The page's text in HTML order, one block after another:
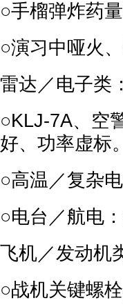
○手榴弹炸药
○演习中哑火
雷达／电子类
○KLJ-7A、空
好、功率虚标。
○高温／复杂
○电台／航电
飞机／发动机
○战机关键螺